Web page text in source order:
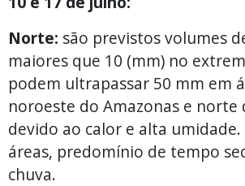
Norte: são previstos volumes
maiores que 10 (mm) no
podem ultrapassar 50 mm em
noroeste do Amazonas e norte
devido ao calor e alta umidade.
áreas, predomínio de tempo
chuva.